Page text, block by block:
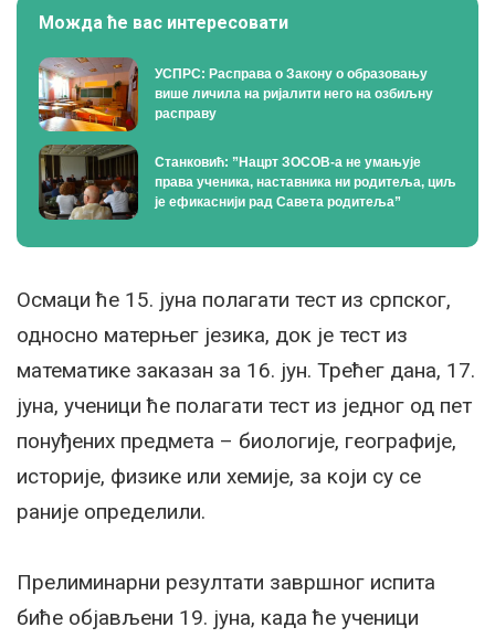
Можда ће вас интересовати
УСПРС: Расправа о Закону о образовању
више личила на ријалити него на озбиљну
расправу
Станковић: ”Нацрт ЗОСОВ-а не умањује
права ученика, наставника ни родитеља, циљ
је ефикаснији рад Савета родитеља”
Осмаци ће 15. јуна полагати тест из српског,
односно матерњег језика, док је тест из
математике заказан за 16. јун. Трећег дана, 17.
јуна, ученици ће полагати тест из једног од пет
понуђених предмета – биологије, географије,
историје, физике или хемије, за који су се
раније определили.
Прелиминарни резултати завршног испита
биће објављени 19. јуна, када ће ученици